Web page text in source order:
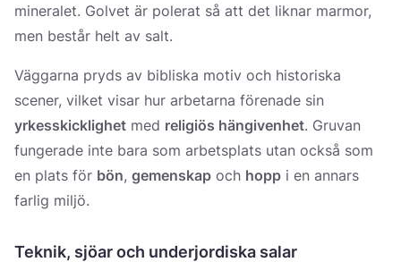
mineralet. Golvet är polerat så att det liknar marmor,
men består helt av salt.
Väggarna pryds av bibliska motiv och historiska
scener, vilket visar hur arbetarna förenade sin
yrkesskicklighet med religiös hängivenhet. Gruvan
fungerade inte bara som arbetsplats utan också som
en plats för bön, gemenskap och hopp i en annars
farlig miljö.
Teknik, sjöar och underjordiska salar